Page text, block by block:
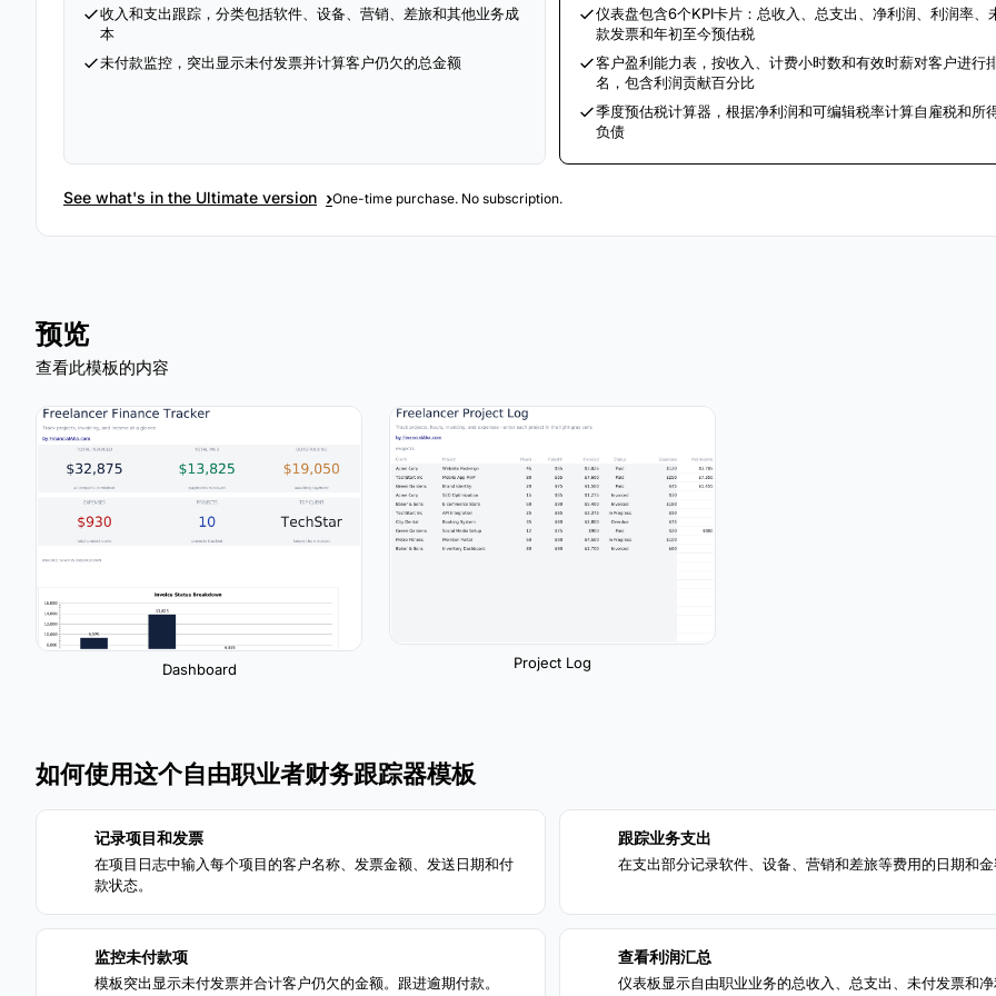
收入和支出跟踪，分类包括软件、设备、营销、差旅和其他业务成
本
未付款监控，突出显示未付发票并计算客户仍欠的总金额
仪表盘包含6个KPI卡片：总收入、总支出、净利润、利润率、
款发票和年初至今预估税
客户盈利能力表，按收入、计费小时数和有效时薪对客户进行
名，包含利润贡献百分比
季度预估税计算器，根据净利润和可编辑税率计算自雇税和所
负债
See what's in the Ultimate version ›One-time purchase. No subscription.
预览
查看此模板的内容
Dashboard Project Log
如何使用这个自由职业者财务跟踪器模板
记录项目和发票
在项目日志中输入每个项目的客户名称、发票金额、发送日期和付
款状态。
跟踪业务支出
在支出部分记录软件、设备、营销和差旅等费用的日期和金
监控未付款项
模板突出显示未付发票并合计客户仍欠的金额。跟进逾期付款。
查看利润汇总
仪表板显示自由职业业务的总收入、总支出、未付发票和净